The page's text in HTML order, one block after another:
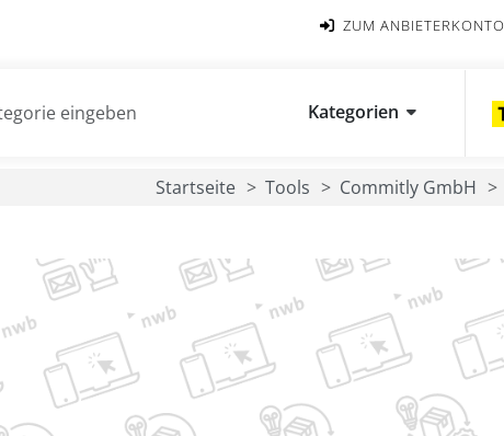
ZUM ANBIETERKONTO
Kategorien
Startseite Tools Commitly GmbH